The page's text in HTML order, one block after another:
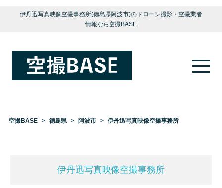
伊丹迅写真映像空撮事務所(徳島県阿波市)のドローン撮影・空撮業者
情報なら空撮BASE
空撮BASE 徳島県 阿波市 伊丹迅写真映像空撮事務所
伊丹迅写真映像空撮事務所